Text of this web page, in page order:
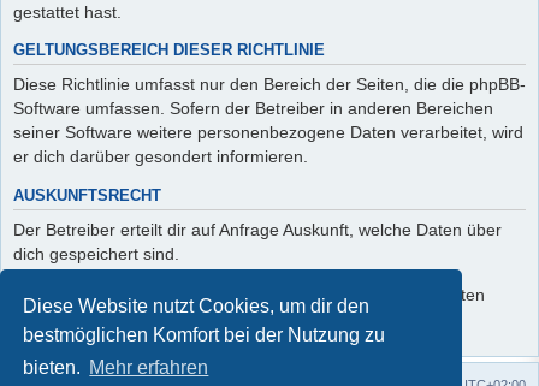
Diese Website nutzt Cookies, um dir den
bestmöglichen Komfort bei der Nutzung zu
bieten. Mehr erfahren
gestattet hast.
GELTUNGSBEREICH DIESER RICHTLINIE
Diese Richtlinie umfasst nur den Bereich der Seiten, die die phpBB-
Software umfassen. Sofern der Betreiber in anderen Bereichen
seiner Software weitere personenbezogene Daten verarbeitet, wird
er dich darüber gesondert informieren.
AUSKUNFTSRECHT
Der Betreiber erteilt dir auf Anfrage Auskunft, welche Daten über
dich gespeichert sind.
Du kannst jederzeit die Löschung bzw. Sperrung deiner Daten
verlangen. Kontaktiere hierzu bitte den Betreiber.